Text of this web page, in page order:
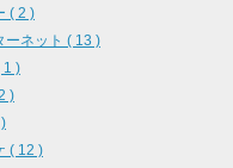
( 2 )
ーネット ( 13 )
1 )
)
( 12 )